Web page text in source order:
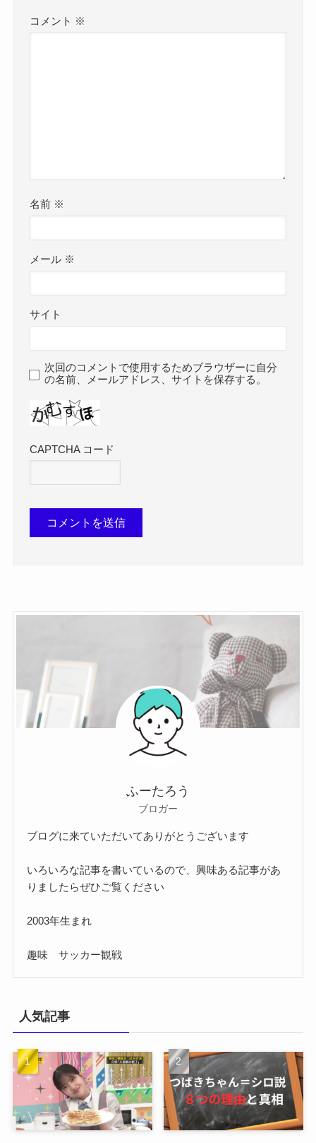
コメント ※
名前 ※
メール ※
サイト
次回のコメントで使用するためブラウザーに自分
の名前、メールアドレス、サイトを保存する。
CAPTCHA コード
ふーたろう
ブロガー
ブログに来ていただいてありがとうございます
いろいろな記事を書いているので、興味ある記事があ
りましたらぜひご覧ください
2003年生まれ
趣味 サッカー観戦
人気記事